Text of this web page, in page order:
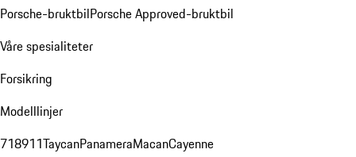
Porsche-bruktbilPorsche Approved-bruktbil
Våre spesialiteter
Forsikring
Modelllinjer
718911TaycanPanameraMacanCayenne